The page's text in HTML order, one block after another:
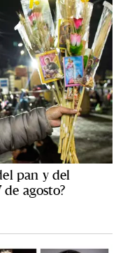
pan y del
agosto?